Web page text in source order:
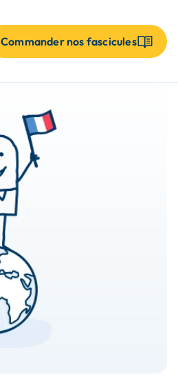
Commander nos fascicules